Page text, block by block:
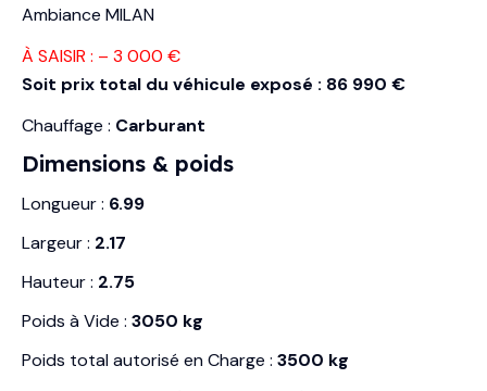
Ambiance MILAN
À SAISIR : – 3 000 €
Soit prix total du véhicule exposé : 86 990 €
Chauffage : Carburant
Dimensions & poids
Longueur : 6.99
Largeur : 2.17
Hauteur : 2.75
Poids à Vide : 3050 kg
Poids total autorisé en Charge : 3500 kg